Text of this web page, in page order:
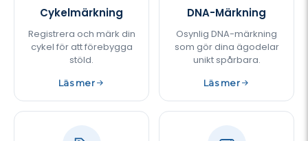
Cykelmärkning
Registrera och märk din
cykel för att förebygga
stöld.
Läs mer
DNA-Märkning
Osynlig DNA-märkning
som gör dina ägodelar
unikt spårbara.
Läs mer